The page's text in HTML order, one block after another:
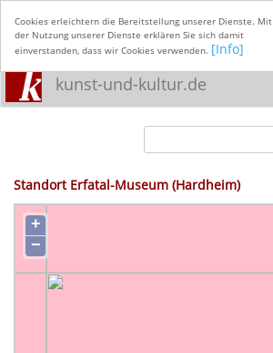
Cookies erleichtern die Bereitstellung unserer Dienste. Mit
der Nutzung unserer Dienste erklären Sie sich damit
einverstanden, dass wir Cookies verwenden. [Info]
kunst-und-kultur.de
Standort Erfatal-Museum (Hardheim)
+
−